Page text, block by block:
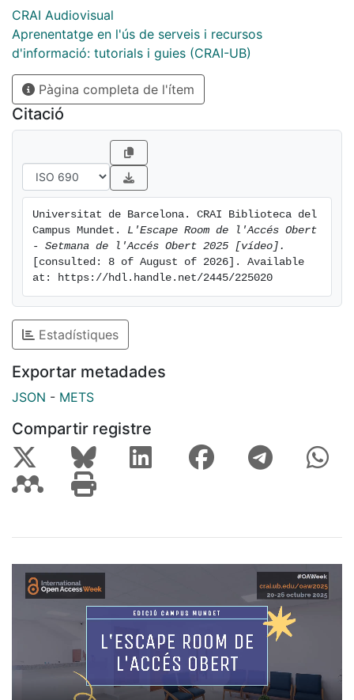
CRAI Audiovisual
Aprenentatge en l'ús de serveis i recursos
d'informació: tutorials i guies (CRAI-UB)
Pàgina completa de l'ítem
Citació
Universitat de Barcelona. CRAI Biblioteca del
Campus Mundet. L'Escape Room de l'Accés Obert
- Setmana de l'Accés Obert 2025 [vídeo].
[consulted: 8 of August of 2026]. Available
at: https://hdl.handle.net/2445/225020
Estadístiques
Exportar metadades
JSON - METS
Compartir registre